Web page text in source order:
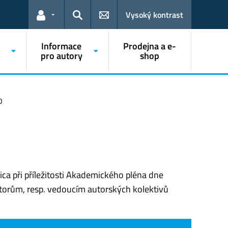
Odkazy pro uživatele
Hledat
Vysoký kontrast
Informace
pro autory
Prodejna a e-
shop
při příležitosti Akademického pléna dne
resp. vedoucím autorských kolektivů